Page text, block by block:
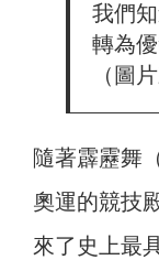
我們
轉為
（圖
隨著霹靂舞
奧運的競技
來了史上最